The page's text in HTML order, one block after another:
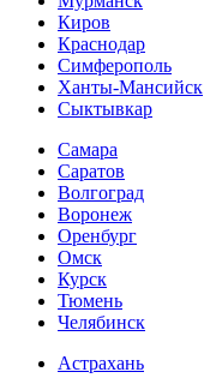
Киров
Краснодар
Симферополь
Ханты-Мансийск
Сыктывкар
Самара
Саратов
Волгоград
Воронеж
Оренбург
Омск
Курск
Тюмень
Челябинск
Астрахань